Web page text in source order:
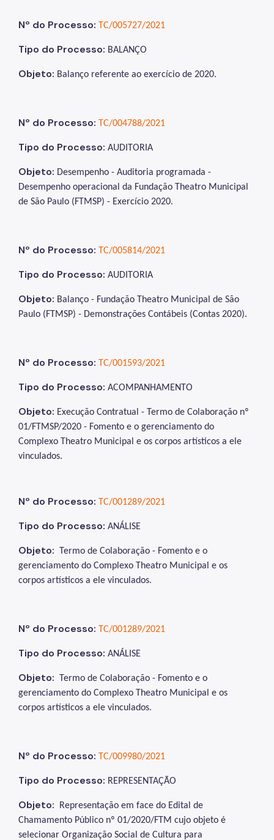
Nº do Processo: TC/005727/2021
Tipo do Processo: BALANÇO
Objeto: Balanço referente ao exercício de 2020.
Nº do Processo: TC/004788/2021
Tipo do Processo: AUDITORIA
Objeto: Desempenho - Auditoria programada -
Desempenho operacional da Fundação Theatro Municipal
de São Paulo (FTMSP) - Exercício 2020.
Nº do Processo: TC/005814/2021
Tipo do Processo: AUDITORIA
Objeto: Balanço - Fundação Theatro Municipal de São
Paulo (FTMSP) - Demonstrações Contábeis (Contas 2020).
Nº do Processo: TC/001593/2021
Tipo do Processo: ACOMPANHAMENTO
Objeto: Execução Contratual - Termo de Colaboração nº
01/FTMSP/2020 - Fomento e o gerenciamento do
Complexo Theatro Municipal e os corpos artísticos a ele
vinculados.
Nº do Processo: TC/001289/2021
Tipo do Processo: ANÁLISE
Objeto:
Termo de Colaboração - Fomento e o
gerenciamento do Complexo Theatro Municipal e os
corpos artísticos a ele vinculados.
Nº do Processo: TC/001289/2021
Tipo do Processo: ANÁLISE
Objeto:
Termo de Colaboração - Fomento e o
gerenciamento do Complexo Theatro Municipal e os
corpos artísticos a ele vinculados.
Nº do Processo: TC/009980/2021
Tipo do Processo: REPRESENTAÇÃO
Objeto:
Representação em face do Edital de
Chamamento Público nº 01/2020/FTM cujo objeto é
selecionar Organização Social de Cultura para